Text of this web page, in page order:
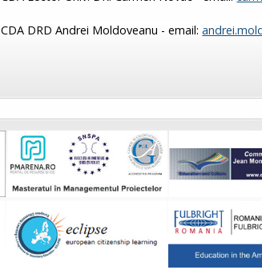
CDA DRD Andrei Moldoveanu - email: